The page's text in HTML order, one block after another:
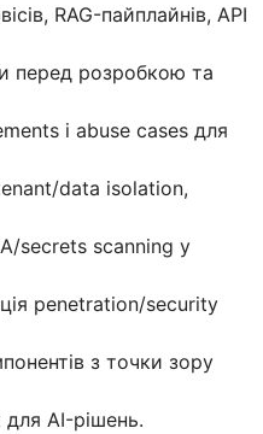
RAG-пайплайнів, API
перед розробкою та
і abuse cases для
data isolation,
secrets scanning у
penetration/security
з точки зору
AI-рішень.